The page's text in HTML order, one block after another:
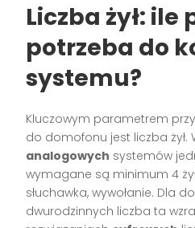
Liczba żył: ile
potrzeba do
systemu?
Kluczowym parametrem
do domofonu jest liczba żył.
analogowych systemów
wymagane są minimum 4
słuchawka, wywołanie. Dla
dwurodzinnych liczba ta